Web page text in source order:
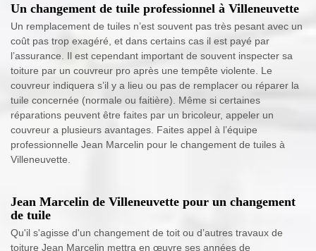
Un changement de tuile professionnel à Villeneuvette
Un remplacement de tuiles n’est souvent pas très pesant avec un
coût pas trop exagéré, et dans certains cas il est payé par
l’assurance. Il est cependant important de souvent inspecter sa
toiture par un couvreur pro après une tempête violente. Le
couvreur indiquera s’il y a lieu ou pas de remplacer ou réparer la
tuile concernée (normale ou faitière). Même si certaines
réparations peuvent être faites par un bricoleur, appeler un
couvreur a plusieurs avantages. Faites appel à l’équipe
professionnelle Jean Marcelin pour le changement de tuiles à
Villeneuvette.
Jean Marcelin de Villeneuvette pour un changement
de tuile
Qu'il s'agisse d'un changement de toit ou d’autres travaux de
toiture Jean Marcelin mettra en œuvre ses années de